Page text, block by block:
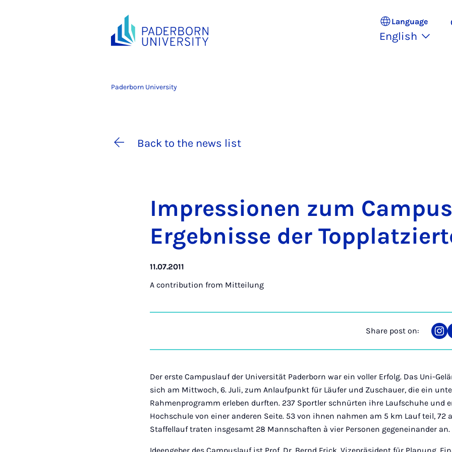
Language
English
Paderborn University
Back to the news list
Im­pres­sion­en zum
Ergeb­n­isse der
11.07.2011
A contribution from Mitteilung
Share post on:
on
Der erste Campuslauf der Universität Paderborn war ein voller Erfolg. Das Uni-
sich am Mittwoch, 6. Juli, zum Anlaufpunkt für Läufer und Zuschauer, die ein
Rahmenprogramm erleben durften. 237 Sportler schnürten ihre Laufschuhe und
Hochschule von einer anderen Seite. 53 von ihnen nahmen am 5 km Lauf teil, 72
Staffellauf traten insgesamt 28 Mannschaften à vier Personen gegeneinander an.